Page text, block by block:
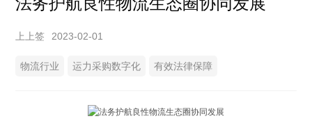
上上签 2023-02-01
物流行业 运力采购数字化 有效法律保障